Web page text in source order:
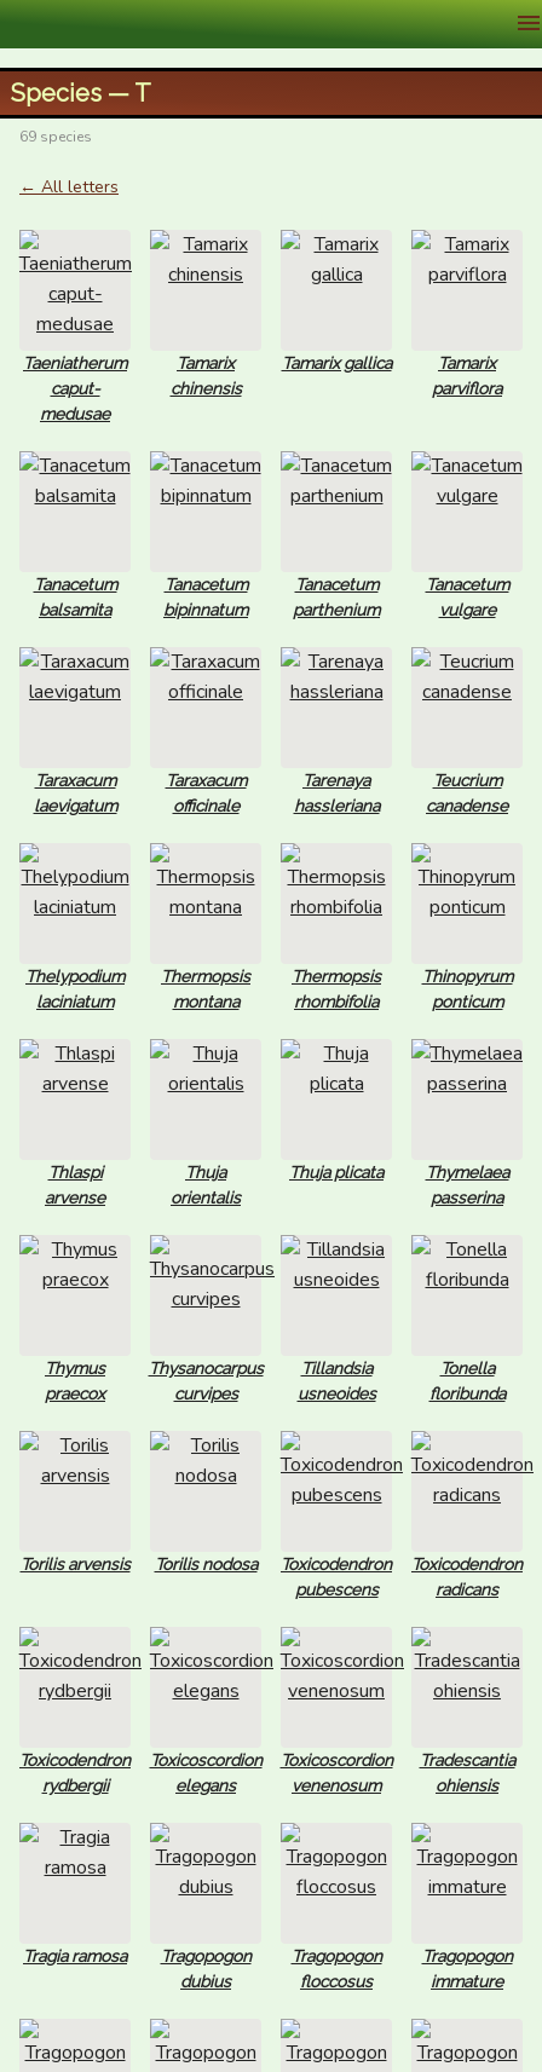
XID Services
Species — T
69 species
← All letters
Taeniatherum
caput-
medusae
Tamarix
chinensis
Tamarix gallica
Tamarix
parviflora
Tanacetum
balsamita
Tanacetum
bipinnatum
Tanacetum
parthenium
Tanacetum
vulgare
Taraxacum
laevigatum
Taraxacum
officinale
Tarenaya
hassleriana
Teucrium
canadense
Thelypodium
laciniatum
Thermopsis
montana
Thermopsis
rhombifolia
Thinopyrum
ponticum
Thlaspi
arvense
Thuja
orientalis
Thuja plicata
Thymelaea
passerina
Thymus
praecox
Thysanocarpus
curvipes
Tillandsia
usneoides
Tonella
floribunda
Torilis arvensis Torilis nodosa
Toxicodendron
pubescens
Toxicodendron
radicans
Toxicodendron
rydbergii
Toxicoscordion
elegans
Toxicoscordion
venenosum
Tradescantia
ohiensis
Tragia ramosa
Tragopogon
dubius
Tragopogon
floccosus
Tragopogon
immature